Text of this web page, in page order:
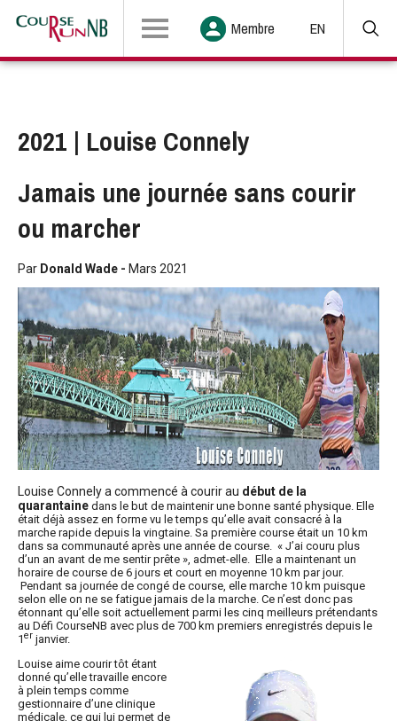
Membre EN
2021 | Louise Connely
Jamais une journée sans courir
ou marcher
Par Donald Wade - Mars 2021
Louise Connely a commencé à courir au début de la
quarantaine dans le but de maintenir une bonne santé physique. Elle
était déjà assez en forme vu le temps qu’elle avait consacré à la
marche rapide depuis la vingtaine. Sa première course était un 10 km
dans sa communauté après une année de course. « J’ai couru plus
d’un an avant de me sentir prête », admet-elle. Elle a maintenant un
horaire de course de 6 jours et court en moyenne 10 km par jour.
Pendant sa journée de congé de course, elle marche 10 km puisque
selon elle on ne se fatigue jamais de la marche. Ce n’est donc pas
étonnant qu’elle soit actuellement parmi les cinq meilleurs prétendants
au Défi CourseNB avec plus de 700 km premiers enregistrés depuis le
1er janvier.
Louise aime courir tôt étant
donné qu’elle travaille encore
à plein temps comme
gestionnaire d’une clinique
médicale, ce qui lui permet de